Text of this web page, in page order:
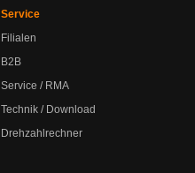
Service
Filialen
B2B
Service / RMA
Technik / Download
Drehzahlrechner